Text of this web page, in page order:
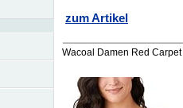
zum Artikel
Wacoal Damen Red